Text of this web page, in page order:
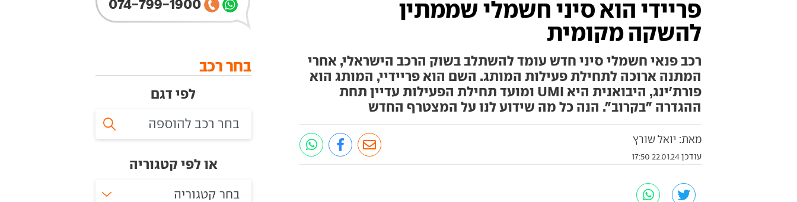
פריידי הוא סיני חשמלי שממתין
להשקה מקומית
רכב פנאי חשמלי סיני חדש עומד להשתלב בשוק הרכב הישראלי, אחרי
המתנה ארוכה לתחילת פעילות המותג. השם הוא פריידיי, המותג הוא
פורת'ינג, היבואנית היא UMI ומועד תחילת הפעילות עדיין תחת
ההגדרה "בקרוב". הנה כל מה שידוע לנו על המצטרף החדש
מאת: יואל שורץ
עודכן 22.01.24 17:50
בחר רכב
לפי דגם
או לפי קטגוריה
בחר קטגוריה